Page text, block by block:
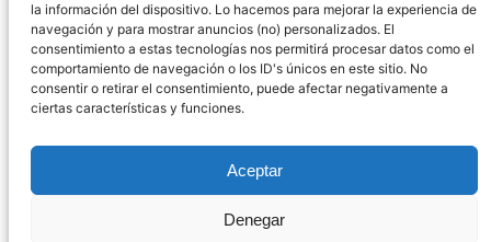
la información del dispositivo. Lo hacemos para mejorar la experiencia de
navegación y para mostrar anuncios (no) personalizados. El
consentimiento a estas tecnologías nos permitirá procesar datos como el
comportamiento de navegación o los ID's únicos en este sitio. No
consentir o retirar el consentimiento, puede afectar negativamente a
ciertas características y funciones.
Aceptar
Denegar
Descargo de Responsabilidad
Declaración de Privacidad Política de cookies
WordPress